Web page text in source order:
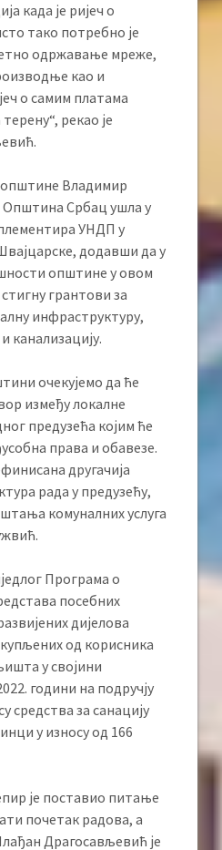
када је ријеч о
тако потребно је
одржавање мреже,
као и
о самим платама
рекао је
општине Владимир
Општина Србац ушла у
УНДП у
додавши да у
општине у овом
грантови за
инфраструктуру,
канализацију.
очекујемо да ће
између локалне
предузећа којим ће
права и обавезе.
другачија
рада у предузећу,
комуналних услуга
Програма о
посебних
дијелова
од корисника
у својини
години на подручју
средства за санацију
у износу од 166
је поставио питање
почетак радова, а
Драгосављевић је